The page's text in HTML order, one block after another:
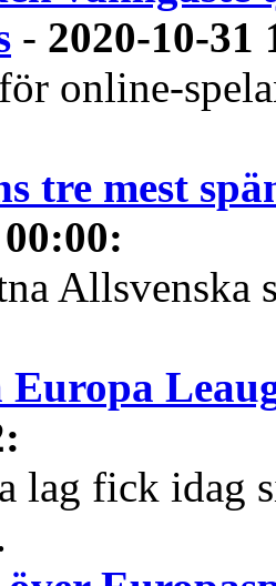
- 2020-10-31
online-
tre mest
:
Allsvenska
:
lag fick idag